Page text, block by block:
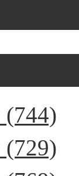
(744)
(729)